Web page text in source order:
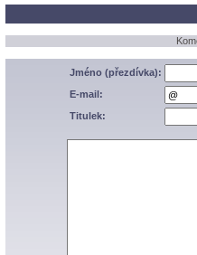
Jméno (přezdívka):
E-mail:
Titulek: